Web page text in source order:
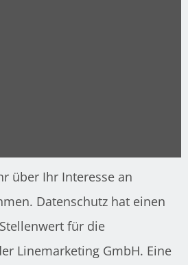
über Ihr Interesse an
Datenschutz hat einen
für die
Linemarketing GmbH. Eine